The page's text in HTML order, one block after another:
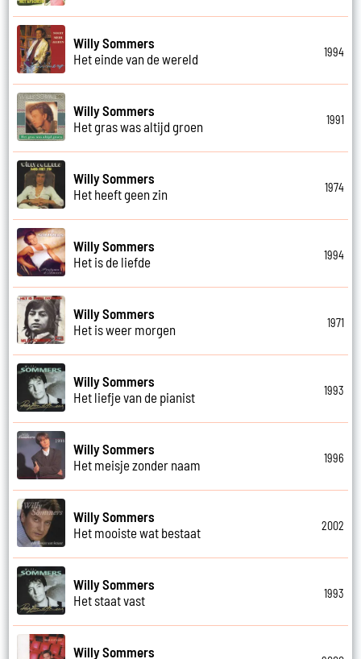
Willy Sommers
Het einde van de wereld
1994
Willy Sommers
Het gras was altijd groen
1991
Willy Sommers
Het heeft geen zin
1974
Willy Sommers
Het is de liefde
1994
Willy Sommers
Het is weer morgen
1971
Willy Sommers
Het liefje van de pianist
1993
Willy Sommers
Het meisje zonder naam
1996
Willy Sommers
Het mooiste wat bestaat
2002
Willy Sommers
Het staat vast
1993
Willy Sommers